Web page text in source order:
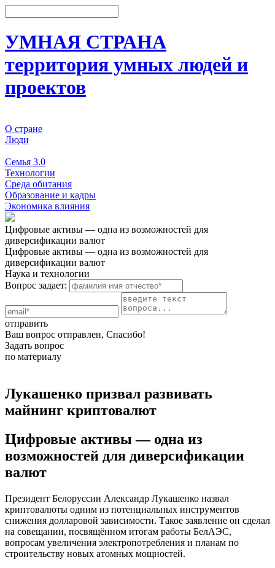
УМНАЯ СТРАНА
территория умных людей и
проектов
О стране
Люди
Семья 3.0
Технологии
Среда обитания
Образование и кадры
Экономика влияния
Цифровые активы — одна из возможностей для
диверсификации валют
Цифровые активы — одна из возможностей для
диверсификации валют
Наука и технологии
Вопрос задает:
отправить
Ваш вопрос отправлен, Спасибо!
Задать вопрос
по материалу
Лукашенко призвал развивать
майнинг криптовалют
Цифровые активы — одна из
возможностей для диверсификации
валют
Президент Белоруссии Александр Лукашенко назвал
криптовалюты одним из потенциальных инструментов
снижения долларовой зависимости. Такое заявление он сделал
на совещании, посвящённом итогам работы БелАЭС,
вопросам увеличения электропотребления и планам по
строительству новых атомных мощностей.